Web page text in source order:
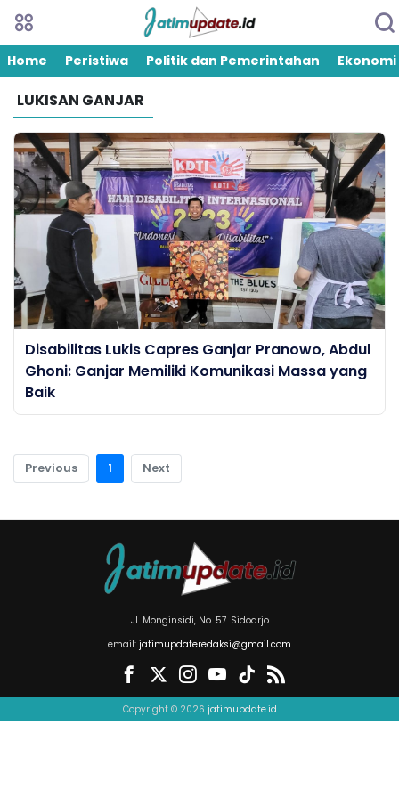
Home Peristiwa Politik dan Pemerintahan Ekonomi
LUKISAN GANJAR
Disabilitas Lukis Capres Ganjar Pranowo, Abdul
Ghoni: Ganjar Memiliki Komunikasi Massa yang
Baik
Previous 1 Next
Jl. Monginsidi, No. 57. Sidoarjo
email: jatimupdateredaksi@gmail.com
Copyright © 2026 jatimupdate.id